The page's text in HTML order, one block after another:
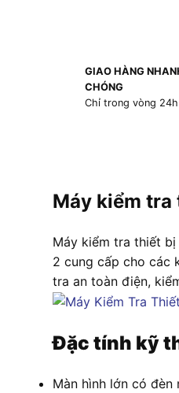
GIAO HÀNG
CHÓNG
Chỉ trong vòng 24h
Máy kiểm
Máy kiểm tra thiết
2 cung cấp cho các
tra an toàn điện,
Đặc tính kỹ
Màn hình lớn có đèn